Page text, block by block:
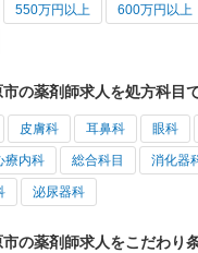
550万円以上 600万円以上
の薬剤師求人を処方科目
皮膚科 耳鼻科 眼科
療内科 総合科目 消化器
泌尿器科
の薬剤師求人をこだわり